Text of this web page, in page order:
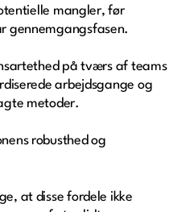
mangler, før
gennemgangsfasen.
på tværs af teams
arbejdsgange og
metoder.
robusthed og
at disse fordele ikke